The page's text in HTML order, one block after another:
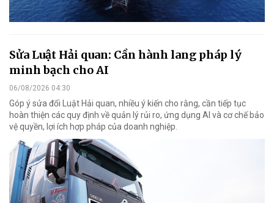
Sửa Luật Hải quan: Cần hành lang pháp lý
minh bạch cho AI
06/08/2026 04:30
Góp ý sửa đổi Luật Hải quan, nhiều ý kiến cho rằng, cần tiếp tục
hoàn thiện các quy định về quản lý rủi ro, ứng dụng AI và cơ chế bảo
vệ quyền, lợi ích hợp pháp của doanh nghiệp.